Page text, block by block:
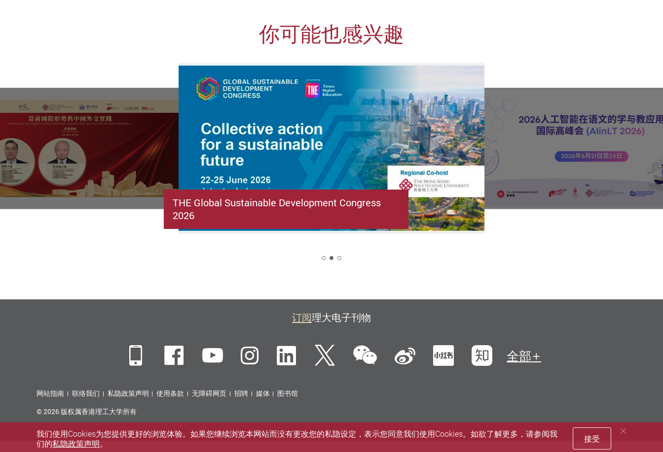
你可能也感兴趣
THE Global Sustainable Development Congress
2026
订阅理大电子刊物
MobileFacebook
YouTubeInstagramLinkedIn
Twitter微信新浪微博
小红书
知乎
全部
网站指南 联络我们 私隐政策声明 使用条款 无障碍网页 招聘 媒体
图书馆
© 2026 版权属香港理工大学所有
我们使用Cookies为您提供更好的浏览体验。如果您继续浏览本网站而没有更改您的私隐设定，表示您同意我们使用Cookies。如欲了解更多，请参阅我
们的私隐政策声明。 接受